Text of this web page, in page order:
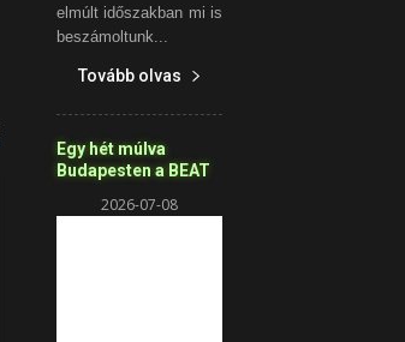
elmúlt időszakban mi is
beszámoltunk...
Tovább olvas
Egy hét múlva
Budapesten a BEAT
2026-07-08